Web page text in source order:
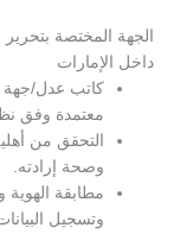
بتحرير التوكيل
عدل/جهة رسمية
وفق نظام الإمارة.
من أهلية الموكل
إرادته.
الهوية والتوقيع
البيانات كما في